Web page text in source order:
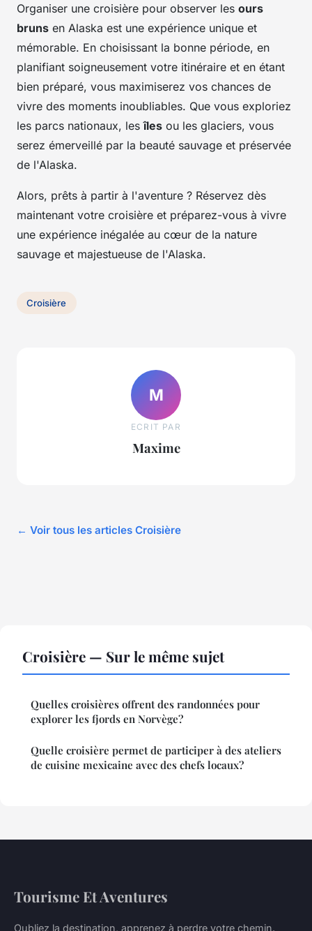
Organiser une croisière pour observer les ours
bruns en Alaska est une expérience unique et
mémorable. En choisissant la bonne période, en
planifiant soigneusement votre itinéraire et en étant
bien préparé, vous maximiserez vos chances de
vivre des moments inoubliables. Que vous exploriez
les parcs nationaux, lesîles ou les glaciers, vous
serez émerveillé par la beauté sauvage et préservée
de l'Alaska.
Alors, prêts à partir à l'aventure ? Réservez dès
maintenant votre croisière et préparez-vous à vivre
une expérience inégalée au cœur de la nature
sauvage et majestueuse de l'Alaska.
Croisière
M
ECRIT PAR
Maxime
← Voir tous les articles Croisière
Croisière — Sur le même sujet
Quelles croisières offrent des randonnées pour
explorer les fjords en Norvège?
Quelle croisière permet de participer à des ateliers
de cuisine mexicaine avec des chefs locaux?
Tourisme Et Aventures
Oubliez la destination, apprenez à perdre votre chemin.